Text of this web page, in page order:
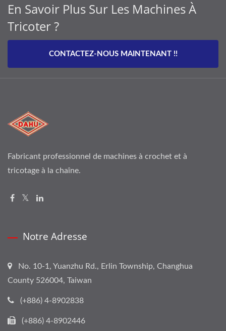
En Savoir Plus Sur Les Machines À
Tricoter ?
CONTACTEZ-NOUS MAINTENANT !!
Fabricant professionnel de machines à crochet et à
tricotage à la chaîne.
Notre Adresse
No. 10-1, Yuanzhu Rd., Erlin Township, Changhua
County 526004, Taiwan
(+886) 4-8902838
(+886) 4-8902446